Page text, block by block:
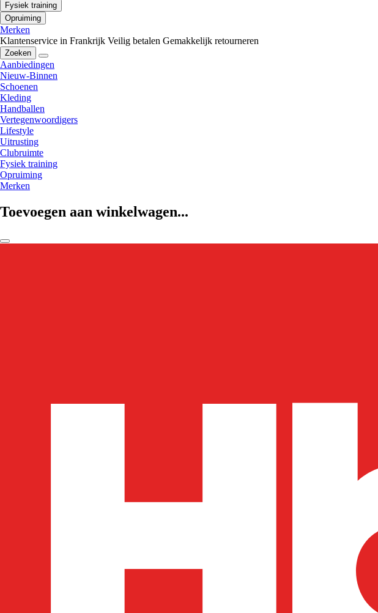
Fysiek training
Opruiming
Merken
Klantenservice in Frankrijk Veilig betalen Gemakkelijk retourneren
Zoeken
Aanbiedingen
Nieuw-Binnen
Schoenen
Kleding
Handballen
Vertegenwoordigers
Lifestyle
Uitrusting
Clubruimte
Fysiek training
Opruiming
Merken
Toevoegen aan winkelwagen...